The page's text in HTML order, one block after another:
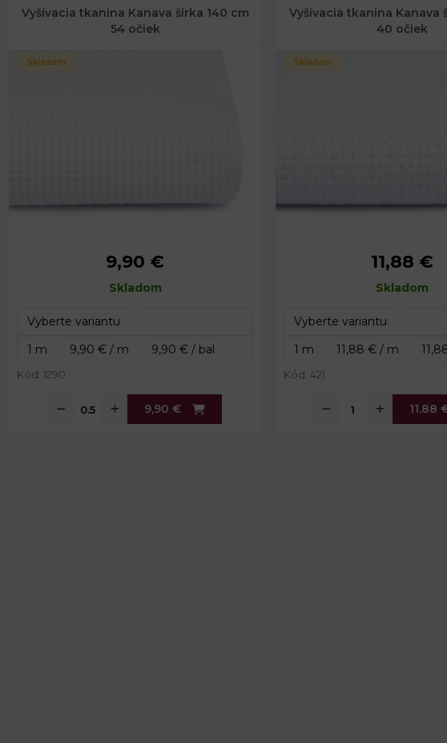
Vyšívacia tkanina Kanava šírka 140 cm
54 očiek
Skladom
9,90 €
Skladom
Kód: 1290
9,90 €
Vyšívacia tkanina Kanava
40 očiek
Skladom
11,88 €
Skladom
Kód: 421
11,88